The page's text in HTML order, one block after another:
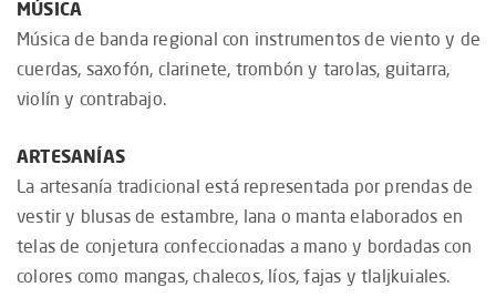
MÚSICA
Música de banda regional con instrumentos de viento y de
cuerdas, saxofón, clarinete, trombón y tarolas, guitarra,
violín y contrabajo.
ARTESANÍAS
La artesanía tradicional está representada por prendas de
vestir y blusas de estambre, lana o manta elaborados en
telas de conjetura confeccionadas a mano y bordadas con
colores como mangas, chalecos, líos, fajas y tlaljkuiales.